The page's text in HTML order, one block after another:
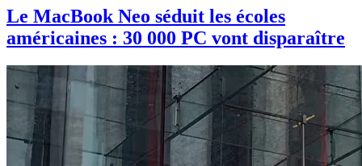
Le MacBook Neo séduit les écoles
américaines : 30 000 PC vont disparaître